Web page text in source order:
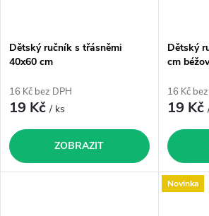
Dětský ručník s třásněmi
40x60 cm
16 Kč bez DPH
19 Kč/ ks
ZOBRAZIT
Dětský
cm
16 Kč
19 Kč
Novinka